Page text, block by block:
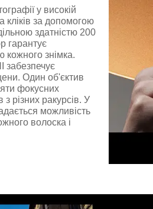
у високій
кліків за допомогою
здатністю 200
гарантує
кожного знімка.
забезпечує
Один об'єктив
фокусних
з різних ракурсів. У
можливість
волоска і